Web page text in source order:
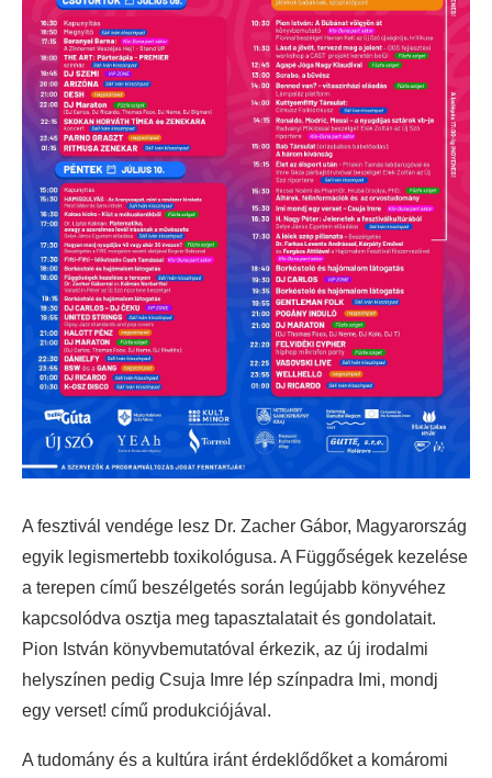
A fesztivál vendége lesz Dr. Zacher Gábor, Magyarország
egyik legismertebb toxikológusa. A Függőségek kezelése
a terepen című beszélgetés során legújabb könyvéhez
kapcsolódva osztja meg tapasztalatait és gondolatait.
Pion István könyvbemutatóval érkezik, az új irodalmi
helyszínen pedig Csuja Imre lép színpadra Imi, mondj
egy verset! című produkciójával.
A tudomány és a kultúra iránt érdeklődőket a komáromi